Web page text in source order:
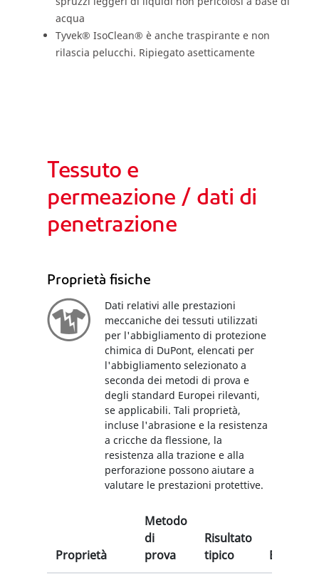
acqua
Tyvek® IsoClean® è anche traspirante e non
rilascia pelucchi. Ripiegato asetticamente
Tessuto e
permeazione / dati di
penetrazione
Proprietà fisiche
Dati relativi alle prestazioni
meccaniche dei tessuti utilizzati
per l'abbigliamento di protezione
chimica di DuPont, elencati per
l'abbigliamento selezionato a
seconda dei metodi di prova e
degli standard Europei rilevanti,
se applicabili. Tali proprietà,
incluse l'abrasione e la resistenza
a cricche da flessione, la
resistenza alla trazione e alla
perforazione possono aiutare a
valutare le prestazioni protettive.
Proprietà
Metodo
di
prova
Risultato
tipico
EN